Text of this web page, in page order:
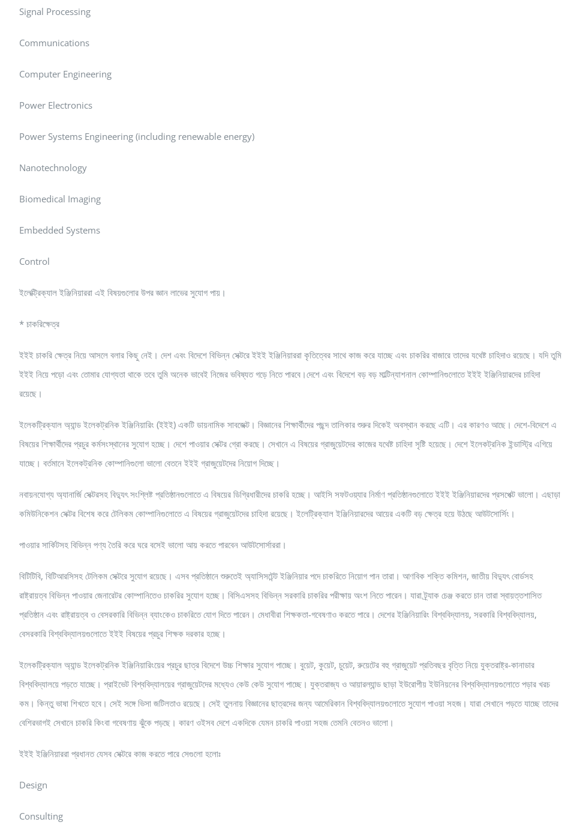
Signal Processing
Communications
Computer Engineering
Power Electronics
Power Systems Engineering (including renewable energy)
Nanotechnology
Biomedical Imaging
Embedded Systems
Control
ইলেক্ট্রিক্যাল ইঞ্জিনিয়াররা এই বিষয়গুলোর উপর জ্ঞান লাভের সুযোগ পায়।
* চাকরিক্ষেত্র
ইইই চাকরি ক্ষেত্র নিয়ে আসলে বলার কিছু নেই। দেশ এবং বিদেশে বিভিন্ন সেক্টরে ইইই ইঞ্জিনিয়াররা কৃতিত্বের সাথে কাজ করে যাচ্ছে এবং চাকরির বাজারে তাদের যথেষ্ট চাহিদাও রয়েছে। যদি তুমি
ইইই নিয়ে পড়ো এবং তোমার যোগ্যতা থাকে তবে তুমি অনেক ভাবেই নিজের ভবিষ্যত গড়ে নিতে পারবে।দেশে এবং বিদেশে বড় বড় মাল্টিন্যাশনাল কোম্পানিগুলোতে ইইই ইঞ্জিনিয়ারদের চাহিদা
রয়েছে।
ইলেকট্রিক্যাল অ্যান্ড ইলেকট্রনিক ইঞ্জিনিয়ারিং (ইইই) একটি ডায়নামিক সাবজেক্ট। বিজ্ঞানের শিক্ষার্থীদের পছন্দ তালিকার শুরুর দিকেই অবস্থান করছে এটি। এর কারণও আছে। দেশে-বিদেশে এ
বিষয়ের শিক্ষার্থীদের প্রচুর কর্মসংস্থানের সুযোগ হচ্ছে। দেশে পাওয়ার সেক্টর গ্রো করছে। সেখানে এ বিষয়ের গ্রাজুয়েটদের কাজের যথেষ্ট চাহিদা সৃষ্টি হয়েছে। দেশে ইলেকট্রনিক ইন্ডাস্ট্রি এগিয়ে
যাচ্ছে। বর্তমানে ইলেকট্রনিক কোম্পানিগুলো ভালো বেতনে ইইই গ্রাজুয়েটদের নিয়োগ দিচ্ছে।
নবায়নযোগ্য অ্যানার্জি সেক্টরসহ বিদ্যুৎ সংশ্লিষ্ট প্রতিষ্ঠানগুলোতে এ বিষয়ের ডিগ্রিধারীদের চাকরি হচ্ছে। আইসি সফটওয়্যার নির্মাণ প্রতিষ্ঠানগুলোতে ইইই ইঞ্জিনিয়ারদের প্রসপেক্ট ভালো। এছাড়া
কমিউনিকেশন সেক্টর বিশেষ করে টেলিকম কোম্পানিগুলোতে এ বিষয়ের গ্রাজুয়েটদের চাহিদা রয়েছে। ইলেট্রিক্যাল ইঞ্জিনিয়ারদের আয়ের একটি বড় ক্ষেত্র হয়ে উঠছে আউটসোর্সিং।
পাওয়ার সার্কিটসহ বিভিন্ন পণ্য তৈরি করে ঘরে বসেই ভালো আয় করতে পারবেন আউটসোর্সাররা।
বিটিটিবি, বিটিআরসিসহ টেলিকম সেক্টরে সুযোগ রয়েছে। এসব প্রতিষ্ঠানে শুরুতেই অ্যাসিসটেন্ট ইঞ্জিনিয়ার পদে চাকরিতে নিয়োগ পান তারা। আণবিক শক্তি কমিশন, জাতীয় বিদ্যুৎ বোর্ডসহ
রাষ্ট্রায়ত্ব বিভিন্ন পাওয়ার জেনারেটর কোম্পানিতেও চাকরির সুযোগ হচ্ছে। বিসিএসসহ বিভিন্ন সরকারি চাকরির পরীক্ষায় অংশ নিতে পারেন। যারা ট্র্যাক চেঞ্জ করতে চান তারা স্বায়ত্তশাসিত
প্রতিষ্ঠান এবং রাষ্ট্রায়ত্ব ও বেসরকারি বিভিন্ন ব্যাংকেও চাকরিতে যোগ দিতে পারেন। মেধাবীরা শিক্ষকতা-গবেষণাও করতে পারে। দেশের ইঞ্জিনিয়ারিং বিশ্ববিদ্যালয়, সরকারি বিশ্ববিদ্যালয়,
বেসরকারি বিশ্ববিদ্যালয়গুলোতে ইইই বিষয়ের প্রচুর শিক্ষক দরকার হচ্ছে।
ইলেকট্রিক্যাল অ্যান্ড ইলেকট্রনিক ইঞ্জিনিয়ারিংয়ের প্রচুর ছাত্র বিদেশে উচ্চ শিক্ষার সুযোগ পাচ্ছে। বুয়েট, কুয়েট, চুয়েট, রুয়েটের বহু গ্রাজুয়েট প্রতিবছর বৃত্তি নিয়ে যুক্তরাষ্ট্র-কানাডার
বিশ্ববিদ্যালয়ে পড়তে যাচ্ছে। প্রাইভেট বিশ্ববিদ্যালয়ের গ্রাজুয়েটদের মধ্যেও কেউ কেউ সুযোগ পাচ্ছে। যুক্তরাজ্য ও আয়ারল্যান্ড ছাড়া ইউরোপীয় ইউনিয়নের বিশ্ববিদ্যালয়গুলোতে পড়ার খরচ
কম। কিন্তু ভাষা শিখতে হবে। সেই সঙ্গে ভিসা জটিলতাও রয়েছে। সেই তুলনায় বিজ্ঞানের ছাত্রদের জন্য আমেরিকান বিশ্ববিদ্যালয়গুলোতে সুযোগ পাওয়া সহজ। যারা সেখানে পড়তে যাচ্ছে তাদের
বেশিরভাগই সেখানে চাকরি কিংবা গবেষণায় ঝুঁকে পড়ছে। কারণ ওইসব দেশে একদিকে যেমন চাকরি পাওয়া সহজ তেমনি বেতনও ভালো।
ইইই ইঞ্জিনিয়াররা প্রধানত যেসব সেক্টরে কাজ করতে পারে সেগুলো হলোঃ
Design
Consulting